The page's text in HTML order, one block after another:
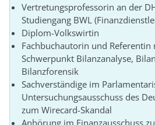
Vertretungsprofessorin an der
Studiengang BWL
Diplom-Volkswirtin
Fachbuchautorin und Referentin
Schwerpunkt Bilanzanalyse,
Bilanzforensik
Sachverständige im
Untersuchungsausschuss des
zum Wirecard-Skandal
Anhörung im Finanzausschuss